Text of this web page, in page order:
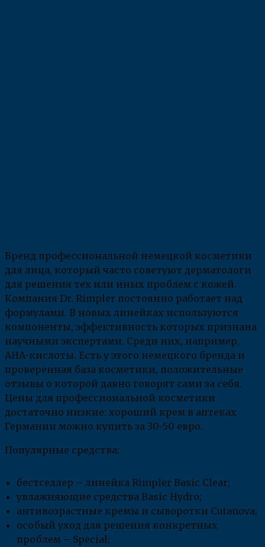
Бренд профессиональной немецкой косметики
для лица, который часто советуют дерматологи
для решения тех или иных проблем с кожей.
Компания Dr. Rimpler постоянно работает над
формулами. В новых линейках используются
компоненты, эффективность которых признана
научными экспертами. Среди них, например,
AHA-кислоты. Есть у этого немецкого бренда и
проверенная база косметики, положительные
отзывы о которой давно говорят сами за себя.
Цены для профессиональной косметики
достаточно низкие: хороший крем в аптеках
Германии можно купить за 30-50 евро.
Популярные средства:
бестселлер – линейка Rimpler Basic Clear;
увлажняющие средства Basic Hydro;
антивозрастные кремы и сыворотки Cutanova;
особый уход для решения конкретных
проблем – Special;